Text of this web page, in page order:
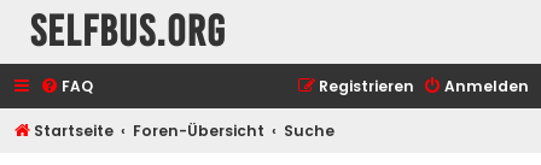
selfbus.org
FAQ Anmelden
Registrieren
Startseite Foren-Übersicht Suche